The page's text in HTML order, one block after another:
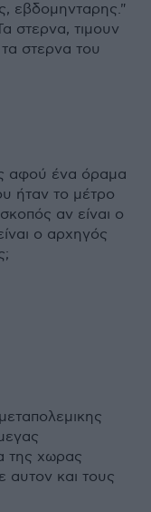
εβδομηνταρης."
στερνα, τιμουν
στερνα του
αφού ένα όραμα
ήταν το μέτρο
αν είναι ο
ο αρχηγός
της χωρας
αυτον και τους